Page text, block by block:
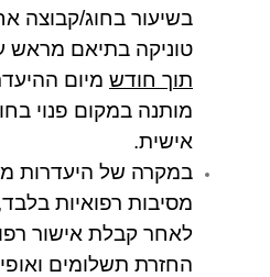
בשיעור בחוג/קבוצה
טוניקה בתיאם מראש
תוך חודשמיום
מותנה במקום פנוי
אישית.
במקרה של היעדרות
מסיבות רפואיות בלבד,
לאחר קבלת אישור
החזרת תשלומים